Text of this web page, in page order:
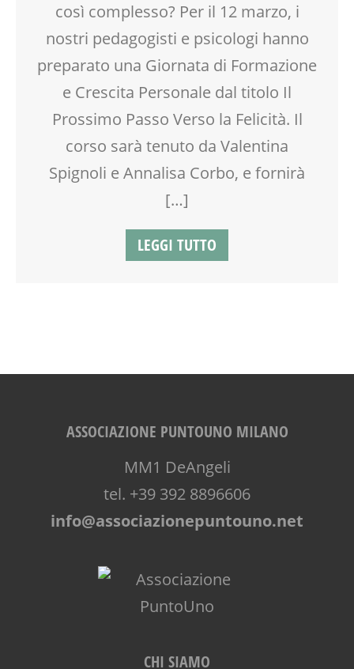
così complesso? Per il 12 marzo, i
nostri pedagogisti e psicologi hanno
preparato una Giornata di Formazione
e Crescita Personale dal titolo Il
Prossimo Passo Verso la Felicità. Il
corso sarà tenuto da Valentina
Spignoli e Annalisa Corbo, e fornirà
[…]
LEGGI TUTTO
ASSOCIAZIONE PUNTOUNO MILANO
MM1 DeAngeli
tel. +39 392 8896606
info@associazionepuntouno.net
CHI SIAMO